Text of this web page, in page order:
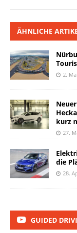
ÄHNLICHE
2.
kurz
27.
die
28.
GUIDED